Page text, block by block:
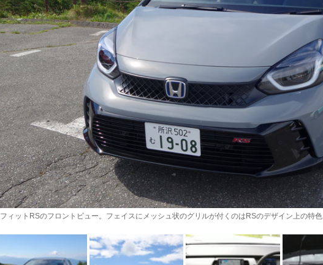
フィットRSのフロントビュー。フェイスにメッシュ状のグリルが付くのはRSのデザイン上の特色